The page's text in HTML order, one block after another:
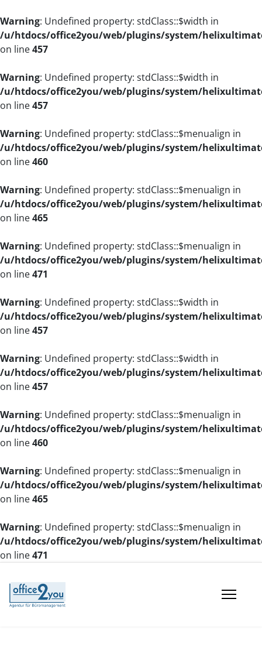
Warning: Undefined property: stdClass::$width in
/u/htdocs/office2you/web/plugins/system/
on line457
Warning: Undefined property: stdClass::$width in
/u/htdocs/office2you/web/plugins/system/
on line457
Warning: Undefined property: stdClass::$menualign in
/u/htdocs/office2you/web/plugins/system/
on line460
Warning: Undefined property: stdClass::$menualign in
/u/htdocs/office2you/web/plugins/system/
on line465
Warning: Undefined property: stdClass::$menualign in
/u/htdocs/office2you/web/plugins/system/
on line471
Warning: Undefined property: stdClass::$width in
/u/htdocs/office2you/web/plugins/system/
on line457
Warning: Undefined property: stdClass::$width in
/u/htdocs/office2you/web/plugins/system/
on line457
Warning: Undefined property: stdClass::$menualign in
/u/htdocs/office2you/web/plugins/system/
on line460
Warning: Undefined property: stdClass::$menualign in
/u/htdocs/office2you/web/plugins/system/
on line465
Warning: Undefined property: stdClass::$menualign in
/u/htdocs/office2you/web/plugins/system/
on line471